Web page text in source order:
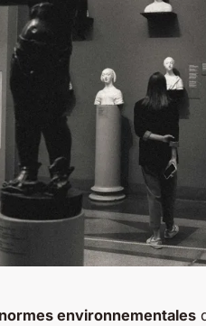
normes environnementales